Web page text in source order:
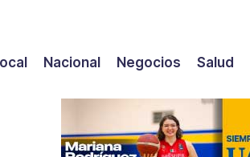
Nacional Negocios Salud